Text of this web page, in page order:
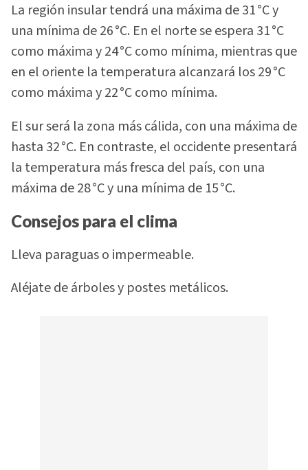
La región insular tendrá una máxima de 31 °C y
una mínima de 26 °C. En el norte se espera 31 °C
como máxima y 24 °C como mínima, mientras que
en el oriente la temperatura alcanzará los 29 °C
como máxima y 22 °C como mínima.
El sur será la zona más cálida, con una máxima de
hasta 32 °C. En contraste, el occidente presentará
la temperatura más fresca del país, con una
máxima de 28 °C y una mínima de 15 °C.
Consejos para el clima
Lleva paraguas o impermeable.
Aléjate de árboles y postes metálicos.